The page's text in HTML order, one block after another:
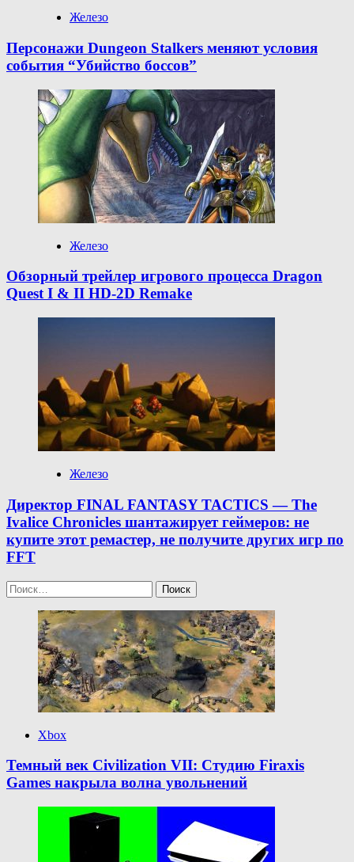
Железо
Персонажи Dungeon Stalkers меняют условия
события “Убийство боссов”
Железо
Обзорный трейлер игрового процесса Dragon
Quest I & II HD-2D Remake
Железо
Директор FINAL FANTASY TACTICS — The
Ivalice Chronicles шантажирует геймеров: не
купите этот ремастер, не получите других игр по
FFT
Найти:
Xbox
Темный век Civilization VII: Студию Firaxis
Games накрыла волна увольнений